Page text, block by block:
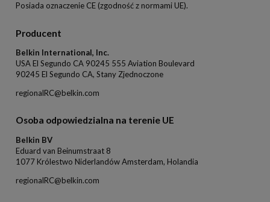
Posiada oznaczenie CE (zgodność z normami UE).
Producent
Belkin International, Inc.
USA El Segundo CA 90245 555 Aviation Boulevard
90245 El Segundo CA, Stany Zjednoczone
regionalRC@belkin.com
Osoba odpowiedzialna na terenie UE
Belkin BV
Eduard van Beinumstraat 8
1077 Królestwo Niderlandów Amsterdam, Holandia
regionalRC@belkin.com